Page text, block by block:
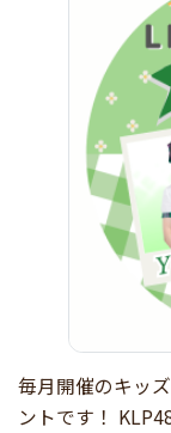
毎月開催のキッ
ントです！